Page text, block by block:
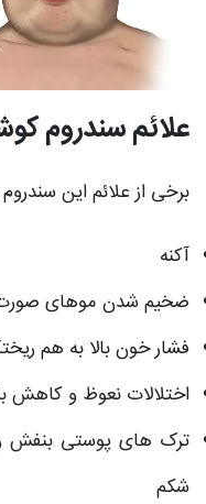
علائم سندروم
برخی از علائم این
آکنه
ضخیم شدن موهای صورت
فشار خون بالا به هم
اختلالات نعوظ و کاهش
ترک های پوستی بنفش
شکم